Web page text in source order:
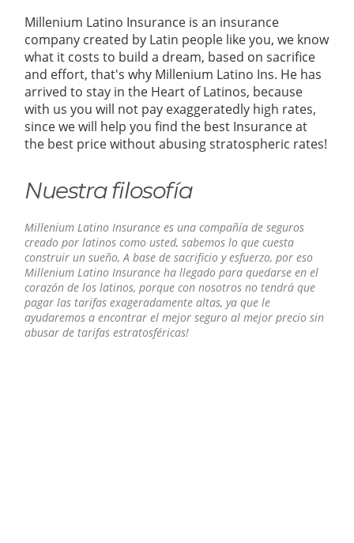
Millenium Latino Insurance is an insurance
company created by Latin people like you, we know
what it costs to build a dream, based on sacrifice
and effort, that's why Millenium Latino Ins. He has
arrived to stay in the Heart of Latinos, because
with us you will not pay exaggeratedly high rates,
since we will help you find the best Insurance at
the best price without abusing stratospheric rates!
Nuestra filosofía
Millenium Latino Insurance es una compañía de seguros
creado por latinos como usted, sabemos lo que cuesta
construir un sueño, A base de sacrificio y esfuerzo, por eso
Millenium Latino Insurance ha llegado para quedarse en el
corazón de los latinos, porque con nosotros no tendrá que
pagar las tarifas exageradamente altas, ya que le
ayudaremos a encontrar el mejor seguro al mejor precio sin
abusar de tarifas estratosféricas!